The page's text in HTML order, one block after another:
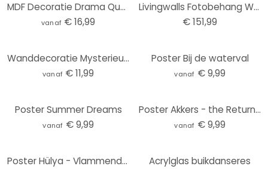
MDF Decoratie Drama Queen
vanaf € 16,99
Livingwalls Fotobehang Walls by Patel fresco 2
€ 151,99
Wanddecoratie Mysterieuze vrouw met roos - Hülya - Alu-Dibond
vanaf € 11,99
Poster Bij de waterval
vanaf € 9,99
Poster Summer Dreams
vanaf € 9,99
Poster Akkers - the Return of Bettie Page
vanaf € 9,99
Poster Hülya - Vlammend Haar
Acrylglas buikdanseres